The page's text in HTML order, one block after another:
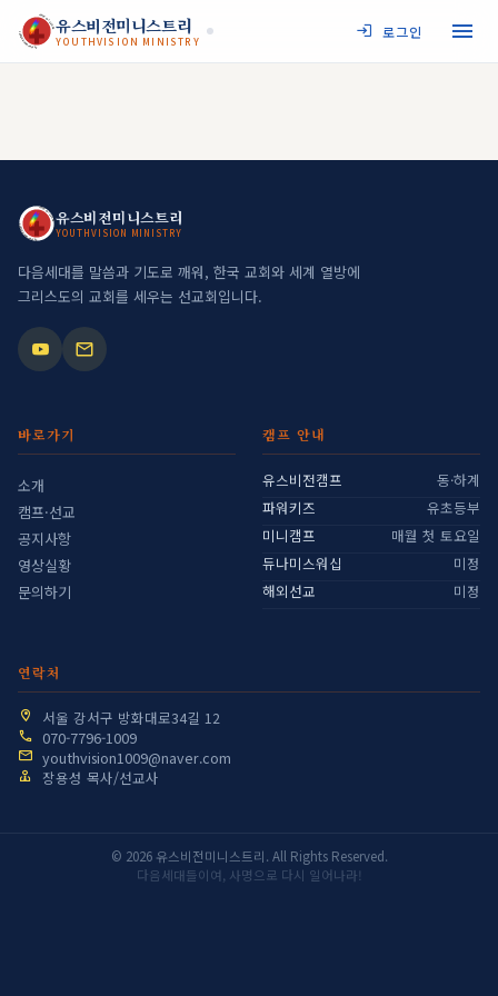
JESUS MY SAVIOR
YOUTHVISION MINISTRY
유스비전미니스트리
YOUTHVISION MINISTRY
로그인
JESUS MY SAVIOR
YOUTHVISION MINISTRY
유스비전미니스트리
YOUTHVISION MINISTRY
다음세대를 말씀과 기도로 깨워, 한국 교회와 세계 열방에
그리스도의 교회를 세우는 선교회입니다.
바로가기
소개
캠프·선교
공지사항
영상실황
문의하기
캠프 안내
유스비전캠프
동·하계
파워키즈
유초등부
미니캠프
매월 첫 토요일
듀나미스워십
미정
해외선교
미정
연락처
서울 강서구 방화대로34길 12
070-7796-1009
youthvision1009@naver.com
장용성 목사/선교사
© 2026 유스비전미니스트리. All Rights Reserved.
다음세대들이여, 사명으로 다시 일어나라!